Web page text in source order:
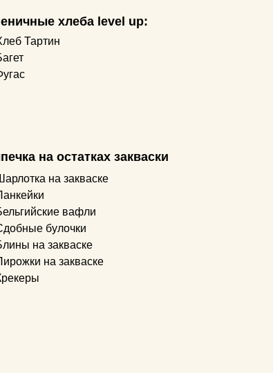
хлеба level up:
Тартин
на остатках закваски
на закваске
вафли
булочки
на закваске
на закваске